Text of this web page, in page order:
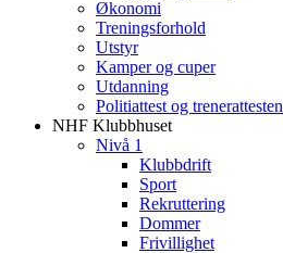
Økonomi
Treningsforhold
Utstyr
Kamper og cuper
Utdanning
Politiattest og trenerattesten
NHF Klubbhuset
Nivå 1
Klubbdrift
Sport
Rekruttering
Dommer
Frivillighet